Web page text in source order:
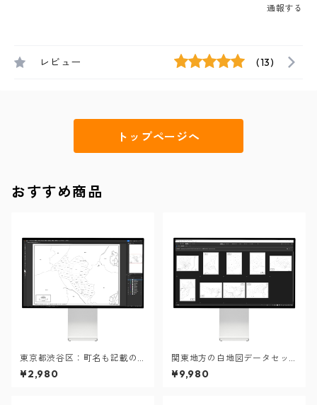
通報する
レビュー (13)
トップページへ
おすすめ商品
東京都渋谷区：町名も記載の
地図データ（PDF・Aiファイ
ル）
¥2,980
関東地方の白地図データセッ
ト：市町村も記載の地図デー
タ（PDF・Aiファイル）
¥9,980